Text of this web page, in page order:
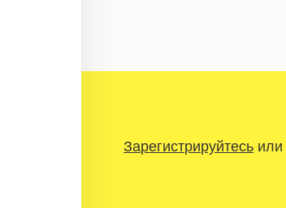
Зарегистрируйтесьили